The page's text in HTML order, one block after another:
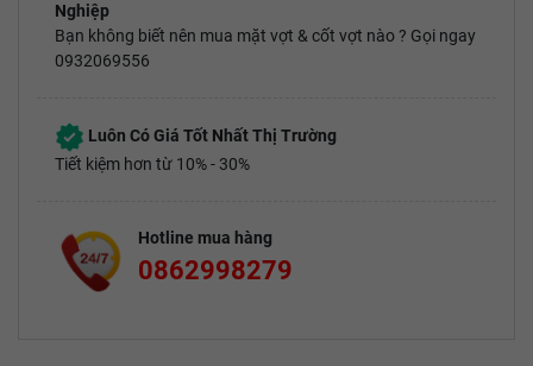
Nghiệp
Bạn không biết nên mua mặt vợt & cốt vợt nào ? Gọi ngay
0932069556
Luôn Có Giá Tốt Nhất Thị Trường
Tiết kiệm hơn từ 10% - 30%
Hotline mua hàng
0862998279